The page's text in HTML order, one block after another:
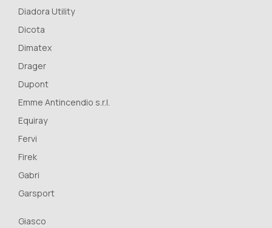
Diadora Utility
Dicota
Dimatex
Drager
Dupont
Emme Antincendio s.r.l.
Equiray
Fervi
Firek
Gabri
Garsport
Giasco